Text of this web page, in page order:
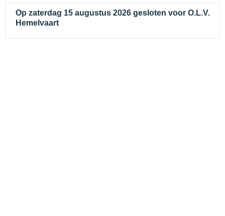
Op zaterdag 15 augustus 2026 gesloten voor O.L.V.
Hemelvaart